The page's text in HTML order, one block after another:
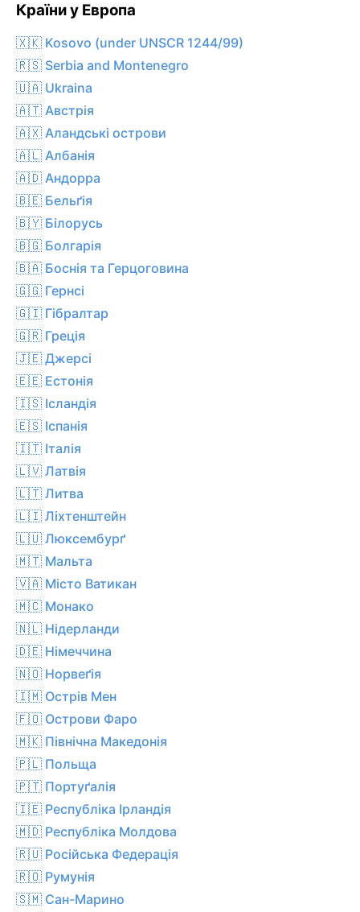
Країни у Европа
🇽🇰 Kosovo (under UNSCR 1244/99)
🇷🇸 Serbia and Montenegro
🇺🇦 Ukraina
🇦🇹 Австрія
🇦🇽 Аландські острови
🇦🇱 Албанія
🇦🇩 Андорра
🇧🇪 Бельґія
🇧🇾 Білорусь
🇧🇬 Болгарія
🇧🇦 Боснія та Герцоговина
🇬🇬 Гернсі
🇬🇮 Гібралтар
🇬🇷 Греція
🇯🇪 Джерсі
🇪🇪 Естонія
🇮🇸 Ісландія
🇪🇸 Іспанія
🇮🇹 Італія
🇱🇻 Латвія
🇱🇹 Литва
🇱🇮 Ліхтенштейн
🇱🇺 Люксембурґ
🇲🇹 Мальта
🇻🇦 Місто Ватикан
🇲🇨 Монако
🇳🇱 Нідерланди
🇩🇪 Німеччина
🇳🇴 Норвеґія
🇮🇲 Острів Мен
🇫🇴 Острови Фаро
🇲🇰 Північна Македонія
🇵🇱 Польща
🇵🇹 Портуґалія
🇮🇪 Республіка Ірландія
🇲🇩 Республіка Молдова
🇷🇺 Російська Федерація
🇷🇴 Румунія
🇸🇲 Сан-Марино